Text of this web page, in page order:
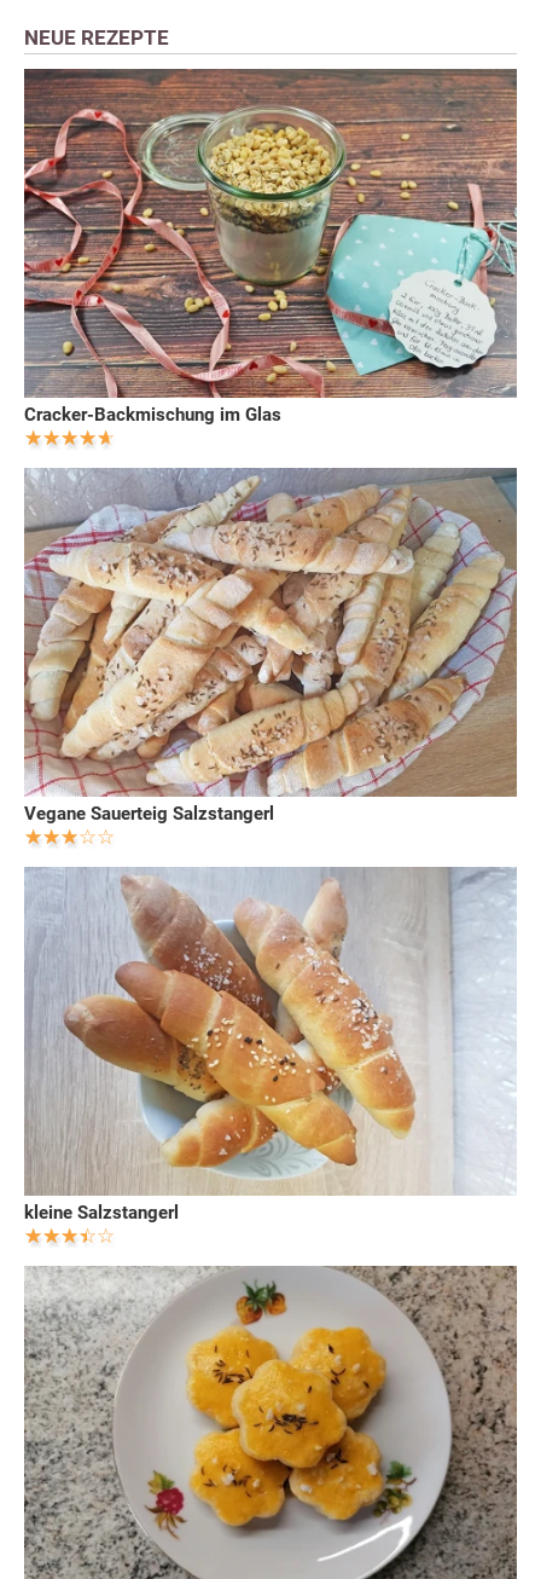
NEUE REZEPTE
Cracker-Backmischung im Glas
Vegane Sauerteig Salzstangerl
kleine Salzstangerl